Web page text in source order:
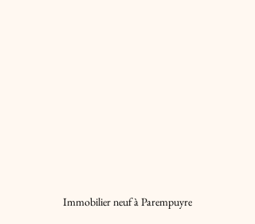
Immobilier neuf à Parempuyre